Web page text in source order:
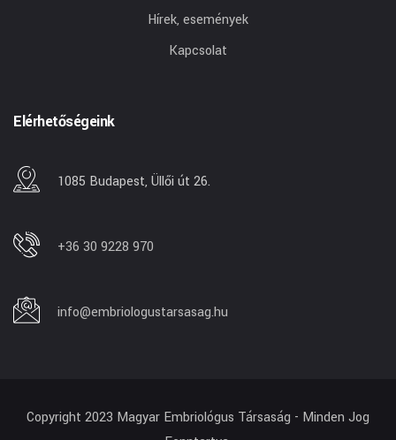
Hírek, események
Kapcsolat
Elérhetőségeink
1085 Budapest, Üllői út 26.
+36 30 9228 970
info@embriologustarsasag.hu
Copyright 2023 Magyar Embriológus Társaság - Minden Jog